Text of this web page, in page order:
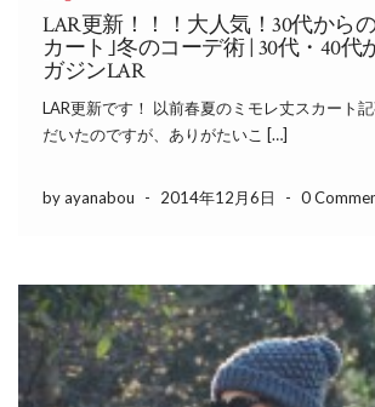
LAR更新！！！大人気！30代から
カート｣冬のコーデ術 | 30代・40代
ガジンLAR
LAR更新です！ 以前春夏のミモレ丈スカート
だいたのですが、ありがたいこ […]
by ayanabou - 2014年12月6日 - 0